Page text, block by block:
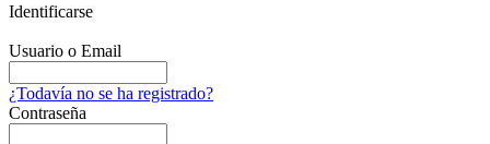
Identificarse
Usuario o Email
¿Todavía no se ha registrado?
Contraseña